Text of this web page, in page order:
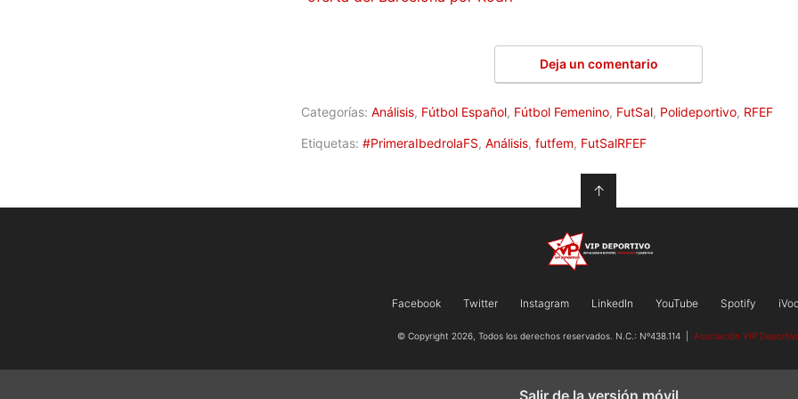
Deja un comentario
Categorías: Análisis, Fútbol Español, Fútbol Femenino, FutSal, Polideportivo, RFEF
Etiquetas: #PrimeraIbedrolaFS, Análisis, futfem, FutSalRFEF
↑
Facebook Twitter Instagram LinkedIn YouTube Spotify
© Copyright 2026, Todos los derechos reservados. N.C.: Nº438.114 | Asociación VIP